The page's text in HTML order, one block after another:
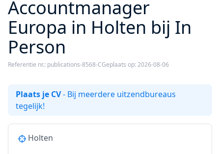
Accountmanager
Europa in Holten bij In
Person
Referentie nr.: publications-8568-CGeplaats op: 2026-08-06
Plaats je CV- Bij meerdere uitzendbureaus
tegelijk!
Holten